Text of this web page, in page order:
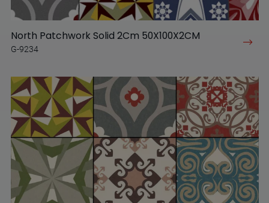
North Patchwork Solid 2Cm 50X100X2CM
G-9234